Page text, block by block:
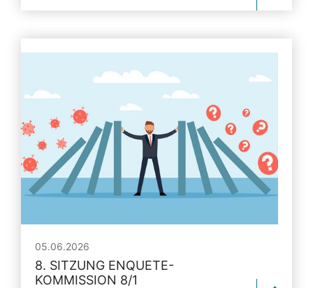
05.06.2026
8. SITZUNG ENQUETE-
KOMMISSION 8/1